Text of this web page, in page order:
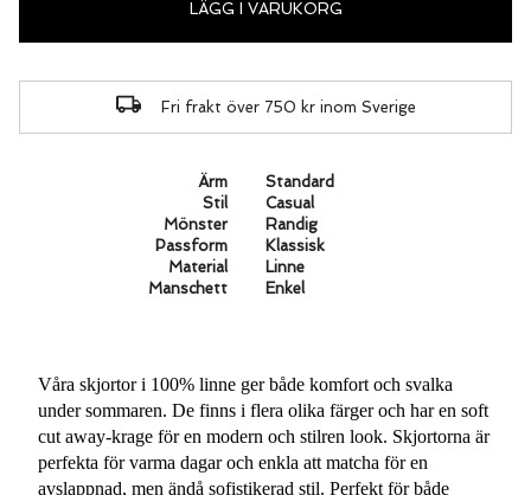
LÄGG I VARUKORG
Fri frakt över 750 kr inom Sverige
Ärm
Standard
Stil
Casual
Mönster
Randig
Passform
Klassisk
Material
Linne
Manschett
Enkel
Våra skjortor i 100% linne ger både komfort och svalka
under sommaren. De finns i flera olika färger och har en soft
cut away-krage för en modern och stilren look. Skjortorna är
perfekta för varma dagar och enkla att matcha för en
avslappnad, men ändå sofistikerad stil. Perfekt för både